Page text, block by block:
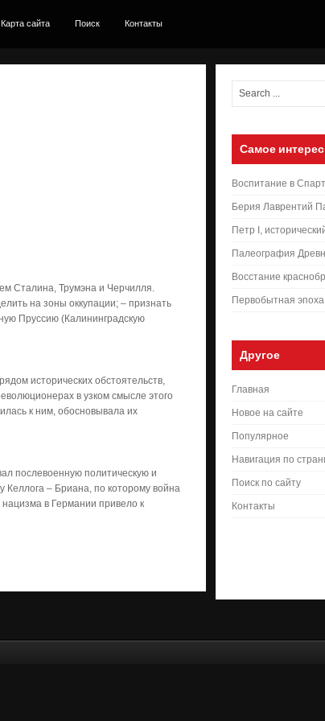
Карта сайта Поиск Контакты
Сталина, Трумэна и Черчилля.
на зоны оккупации; – признать
Пруссию (Калининградскую
исто­рических обстоятельств,
в узком смысле этого
к ним, обосновывала их
послевоенную политическую и
Келлога – Бриана, по которому война
нацизма в Германии привело к
Самое
Воспитание в
Берия Лаврентий
Петр I,
Палеография
Восстание
Первобытная
Другое
Главная
Новое на сайте
Популярное
Навигация по
Поиск по сайту
Контакты